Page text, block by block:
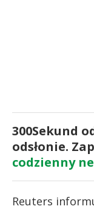
300Sekund
odsłonie.
codzienny
Reuters